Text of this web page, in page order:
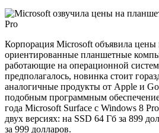
Корпорация Microsoft объявила цены
ориентированные планшетные
работающие на операционной
предполагалось, новинка стоит
аналогичные продукты от Apple и
подобным программным
года Microsoft Surface с Windows 8
двух версиях: на SSD 64 Гб за 899
за 999 долларов.